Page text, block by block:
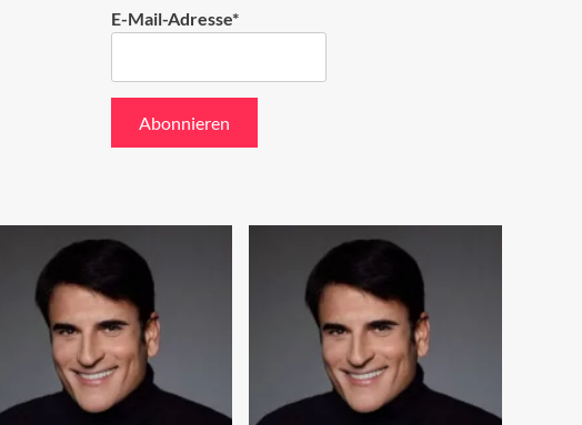
E-Mail-Adresse*